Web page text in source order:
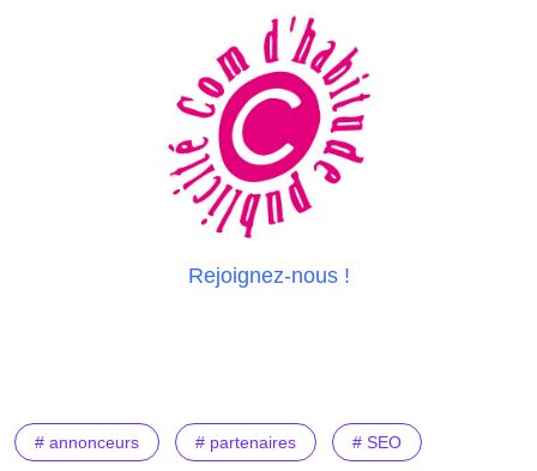
Rejoignez-nous !
# annonceurs # partenaires # SEO